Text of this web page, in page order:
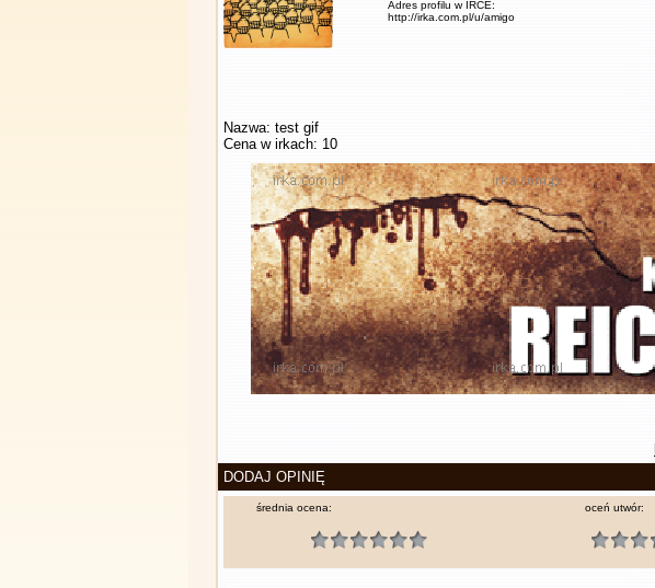
Adres profilu w IRCE:
http://irka.com.pl/u/amigo
Nazwa: test gif
Cena w irkach: 10
DODAJ OPINIĘ
średnia ocena: oceń utwór: